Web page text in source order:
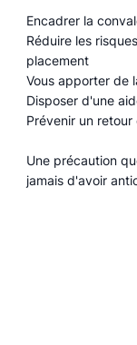
Encadrer la
Réduire les
placement
Vous apporter de
Disposer d'une
Prévenir un
Une précaution
jamais d'avoir